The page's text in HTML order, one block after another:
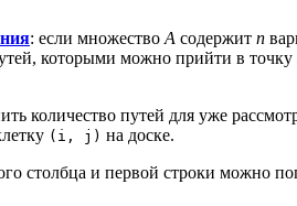
: если множество A содержит n
которыми можно прийти в точку
количество путей для уже
(i, j) на доске.
столбца и первой строки можно